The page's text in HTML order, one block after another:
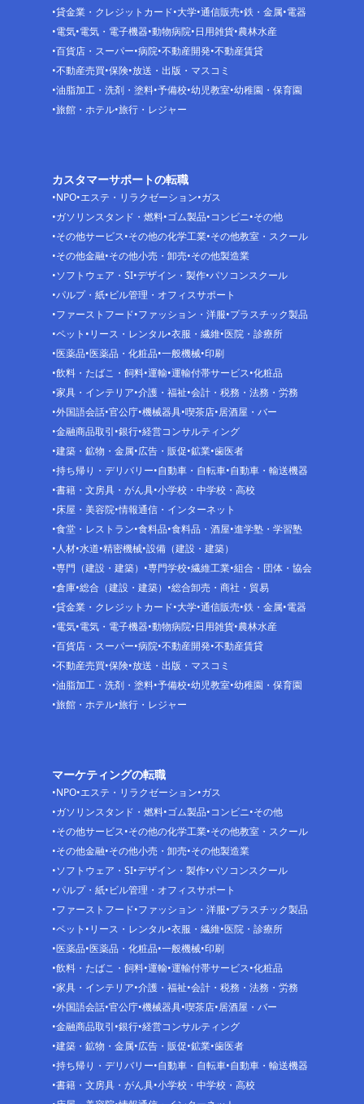
貸金業・クレジットカード 大学 通信販売 鉄・金属 電器
電気 電気・電子機器 動物病院 日用雑貨 農林水産
百貨店・スーパー 病院 不動産開発 不動産賃貸
不動産売買 保険 放送・出版・マスコミ
油脂加工・洗剤・塗料 予備校 幼児教室 幼稚園・保育園
旅館・ホテル 旅行・レジャー
カスタマーサポートの転職
NPO エステ・リラクゼーション ガス
ガソリンスタンド・燃料 ゴム製品 コンビニ その他
その他サービス その他の化学工業 その他教室・スクール
その他金融 その他小売・卸売 その他製造業
ソフトウェア・SI デザイン・製作 パソコンスクール
パルプ・紙 ビル管理・オフィスサポート
ファーストフード ファッション・洋服 プラスチック製品
ペット リース・レンタル 衣服・繊維 医院・診療所
医薬品 医薬品・化粧品 一般機械 印刷
飲料・たばこ・飼料 運輸 運輸付帯サービス 化粧品
家具・インテリア 介護・福祉 会計・税務・法務・労務
外国語会話 官公庁 機械器具 喫茶店 居酒屋・バー
金融商品取引 銀行 経営コンサルティング
建築・鉱物・金属 広告・販促 鉱業 歯医者
持ち帰り・デリバリー 自動車・自転車 自動車・輸送機器
書籍・文房具・がん具 小学校・中学校・高校
床屋・美容院 情報通信・インターネット
食堂・レストラン 食料品 食料品・酒屋 進学塾・学習塾
人材 水道 精密機械 設備（建設・建築）
専門（建設・建築）
専門学校 繊維工業 組合・団体・協会
倉庫 総合（建設・建築）
総合卸売・商社・貿易
貸金業・クレジットカード 大学 通信販売 鉄・金属 電器
電気 電気・電子機器 動物病院 日用雑貨 農林水産
百貨店・スーパー 病院 不動産開発 不動産賃貸
不動産売買 保険 放送・出版・マスコミ
油脂加工・洗剤・塗料 予備校 幼児教室 幼稚園・保育園
旅館・ホテル 旅行・レジャー
マーケティングの転職
NPO エステ・リラクゼーション ガス
ガソリンスタンド・燃料 ゴム製品 コンビニ その他
その他サービス その他の化学工業 その他教室・スクール
その他金融 その他小売・卸売 その他製造業
ソフトウェア・SI デザイン・製作 パソコンスクール
パルプ・紙 ビル管理・オフィスサポート
ファーストフード ファッション・洋服 プラスチック製品
ペット リース・レンタル 衣服・繊維 医院・診療所
医薬品 医薬品・化粧品 一般機械 印刷
飲料・たばこ・飼料 運輸 運輸付帯サービス 化粧品
家具・インテリア 介護・福祉 会計・税務・法務・労務
外国語会話 官公庁 機械器具 喫茶店 居酒屋・バー
金融商品取引 銀行 経営コンサルティング
建築・鉱物・金属 広告・販促 鉱業 歯医者
持ち帰り・デリバリー 自動車・自転車 自動車・輸送機器
書籍・文房具・がん具 小学校・中学校・高校